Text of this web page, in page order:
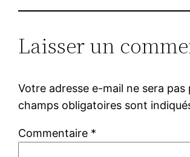
Laisser un
Votre adresse e-mail ne sera pas
champs obligatoires sont
Commentaire *